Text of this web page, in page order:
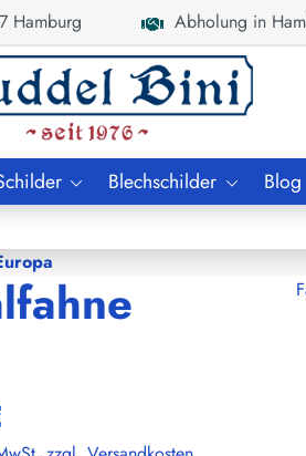
Hamburg Abholung in
Blechschilder Blog